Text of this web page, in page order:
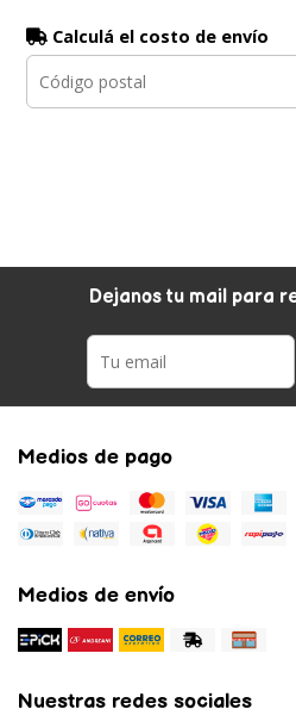
Calculá el costo de envío
Dejanos tu mail para
Medios de pago
Medios de envío
Nuestras redes sociales